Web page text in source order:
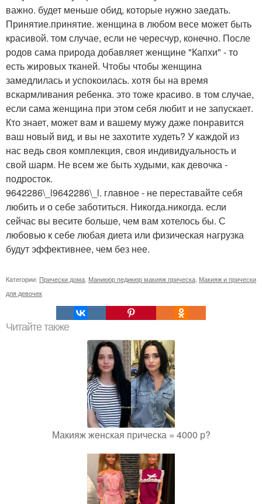
важно. будет меньше обид, которые нужно заедать.
Принятие.принятие. женщина в любом весе может быть
красивой. том случае, если не чересчур, конечно. После
родов сама природа добавляет женщине "Капхи" - то
есть жировых тканей. Чтобы чтобы женщина
замедлилась и успокоилась. хотя бы на время
вскармливания ребенка. это тоже красиво. в том случае,
если сама женщина при этом себя любит и не запускает.
Кто знает, может вам и вашему мужу даже понравится
ваш новый вид, и вы не захотите худеть? У каждой из
нас ведь своя комплекция, своя индивидуальность и
свой шарм. Не всем же быть худыми, как девочка -
подросток.
9642286\_l9642286\_l. главное - не переставайте себя
любить и о себе заботиться. Никогда.никогда. если
сейчас вы весите больше, чем вам хотелось бы. С
любовью к себе любая диета или физическая нагрузка
будут эффективнее, чем без нее.
Категории: Прически дома Маникюр педикюр макияж прическа Макияж и прически
для девочек
Читайте также
Макияж женская прическа = 4000 р?